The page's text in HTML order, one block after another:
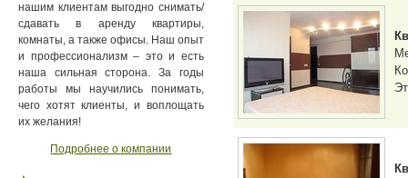
нашим клиентам выгодно снимать/
сдавать в аренду квартиры,
комнаты, а также офисы. Наш опыт
и профессионализм – это и есть
наша сильная сторона. За годы
работы мы научились понимать,
чего хотят клиенты, и воплощать
их желания!
Подробнее о компании